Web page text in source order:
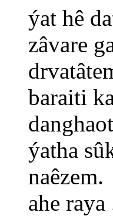
ýat hê
zâvare
baraiti
ýatha
naêzem.
ahe